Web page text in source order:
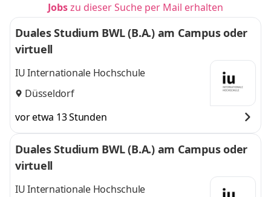
Jobszu dieser Suche per Mail erhalten
Duales Studium BWL (B.A.) am Campus oder
virtuell
IU Internationale Hochschule
Düsseldorf
vor etwa 13 Stunden
Duales Studium BWL (B.A.) am Campus oder
virtuell
IU Internationale Hochschule